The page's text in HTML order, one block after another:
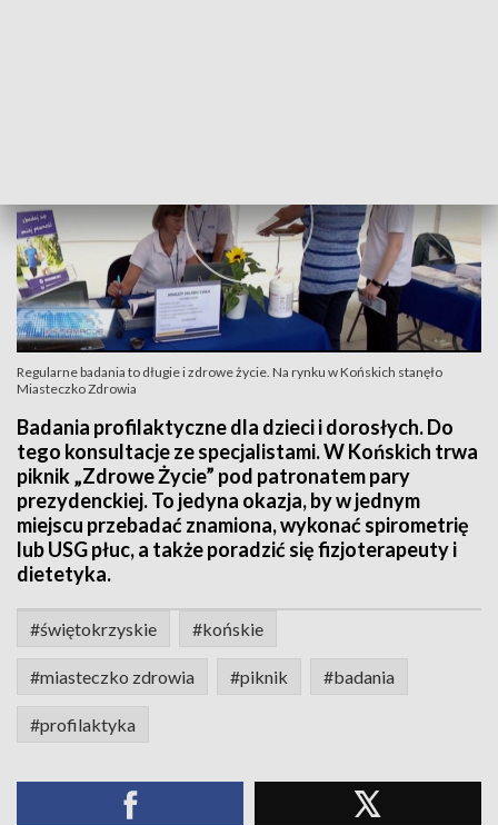
Regularne badania to długie i zdrowe życie. Na rynku w Końskich stanęło
Miasteczko Zdrowia
Badania profilaktyczne dla dzieci i dorosłych. Do
tego konsultacje ze specjalistami. W Końskich trwa
piknik „Zdrowe Życie” pod patronatem pary
prezydenckiej. To jedyna okazja, by w jednym
miejscu przebadać znamiona, wykonać spirometrię
lub USG płuc, a także poradzić się fizjoterapeuty i
dietetyka.
#świętokrzyskie #końskie
#miasteczko zdrowia #piknik #badania
#profilaktyka